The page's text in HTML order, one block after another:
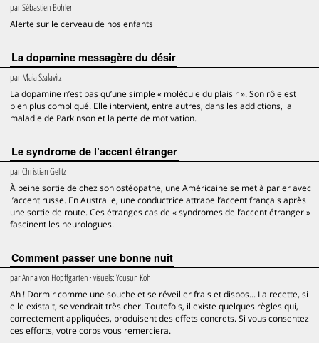
parSébastien Bohler
Alerte sur le cerveau de nos enfants
La dopamine messagère du désir
parMaia Szalavitz
La dopamine n’est pas qu’une simple « molécule du plaisir ». Son rôle est
bien plus compliqué. Elle intervient, entre autres, dans les addictions, la
maladie de Parkinson et la perte de motivation.
Le syndrome de l’accent étranger
parChristian Gelitz
À peine sortie de chez son ostéopathe, une Américaine se met à parler avec
l’accent russe. En Australie, une conductrice attrape l’accent français après
une sortie de route. Ces étranges cas de « syndromes de l’accent étranger »
fascinent les neurologues.
Comment passer une bonne nuit
parAnna von Hopffgarten · visuels:Yousun Koh
Ah ! Dormir comme une souche et se réveiller frais et dispos... La recette, si
elle existait, se vendrait très cher. Toutefois, il existe quelques règles qui,
correctement appliquées, produisent des effets concrets. Si vous consentez
ces efforts, votre corps vous remerciera.